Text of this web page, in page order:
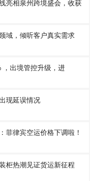
亮相泉州跨境盛会，收获
域，倾听客户真实需求
，出境管控升级，进
现延误情况
菲律宾空运价格下调啦！
柜热潮见证货运新征程